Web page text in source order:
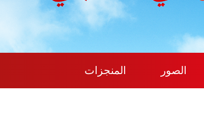
الصور المنجزات